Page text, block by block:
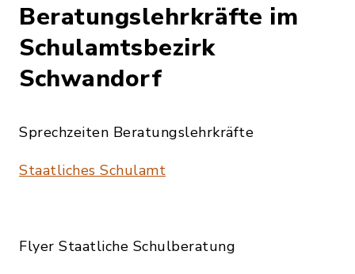
Beratungslehrkräfte im
Schulamtsbezirk
Schwandorf
Sprechzeiten Beratungslehrkräfte
Staatliches Schulamt
Flyer Staatliche Schulberatung